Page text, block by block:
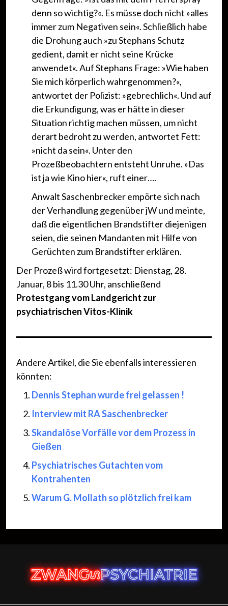
denn so wichtig?«. Es müsse doch nicht »alles
immer zum Negativen sein«. Schließlich habe
die Drohung auch »zu Stephans Schutz
gedient, damit er nicht seine Krücke
anwendet«. Auf Stephans Frage: »Wie haben
Sie mich körperlich wahrgenommen?«,
antwortet der Polizist: »gebrechlich«. Und auf
die Erkundigung, was er hätte in dieser
Situation richtig machen müssen, um nicht
derart bedroht zu werden, antwortet Fett:
»nicht da sein«. Unter den
Prozeßbeobachtern entsteht Unruhe. »Das
ist ja wie Kino hier«, ruft einer….
Anwalt Saschenbrecker empörte sich nach
der Verhandlung gegenüber jW und meinte,
daß die eigentlichen Brandstifter diejenigen
seien, die seinen Mandanten mit Hilfe von
Gerüchten zum Brandstifter erklären.
Der Prozeß wird fortgesetzt: Dienstag, 28.
Januar, 8 bis 11.30 Uhr, anschließend
Protestgang vom Landgericht zur
psychiatrischen Vitos-Klinik
Andere Artikel, die Sie ebenfalls interessieren
könnten:
Dennis Stephan wurde frei gelassen !
Interview mit RA Saschenbrecker
Skandalöse Vorfälle vor dem Prozess in
Gießen
Psychiatrisches Gutachten vom
Kontrahenten
Warum G. Mollath so plötzlich frei kam